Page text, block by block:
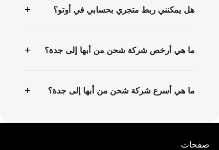
هل يمكنني ربط متجري بحسابي في أوتو؟ +
ما هي أرخص شركة شحن من أبها إلى جدة؟ +
ما هي أسرع شركة شحن من أبها إلى جدة؟ +
صفحات